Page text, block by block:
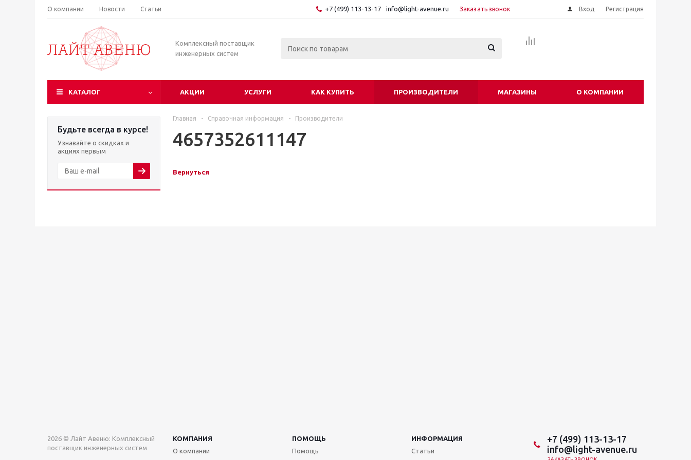
О компании Новости Статьи +7 (499) 113-13-17 info@light-avenue.ru Заказать звонок Вход Регистрация
Комплексный поставщик
инженерных систем
КАТАЛОГ АКЦИИ УСЛУГИ КАК КУПИТЬ ПРОИЗВОДИТЕЛИ МАГАЗИНЫ О КОМПАНИИ
Будьте всегда в курсе!
Узнавайте о скидках и
акциях первым
Главная - Справочная информация - Производители
4657352611147
Вернуться
2026 © Лайт Авеню: Комплексный
поставщик инженерных систем
КОМПАНИЯ ПОМОЩЬ
ИНФОРМАЦИЯ
О компании
Помощь
Статьи
+7 (499) 113-13-17
info@light-avenue.ru